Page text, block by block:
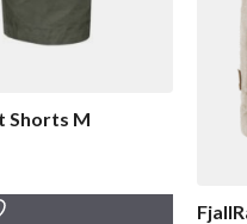
Shorts M